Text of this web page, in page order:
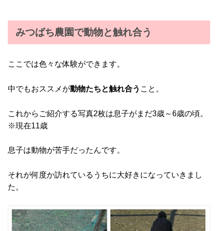
みつばち農園で動物と触れ合う
ここでは色々な体験ができます。
中でもおススメが動物たちと触れ合う こと。
これからご紹介する写真2枚は息子がまだ3歳～6歳の頃。
※現在11歳
息子は動物が苦手だったんです。
それが何度か訪れているうちに大好きになっていきまし
た。